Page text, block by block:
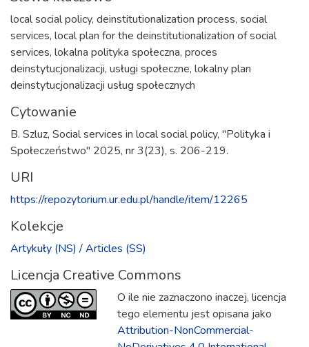
local social policy, deinstitutionalization process, social
services, local plan for the deinstitutionalization of social
services, lokalna polityka społeczna, proces
deinstytucjonalizacji, usługi społeczne, lokalny plan
deinstytucjonalizacji usług społecznych
Cytowanie
B. Szluz, Social services in local social policy, "Polityka i
Społeczeństwo" 2025, nr 3(23), s. 206-219.
URI
https://repozytorium.ur.edu.pl/handle/item/12265
Kolekcje
Artykuły (NS) / Articles (SS)
Licencja Creative Commons
O ile nie zaznaczono inaczej, licencja
tego elementu jest opisana jako
Attribution-NonCommercial-